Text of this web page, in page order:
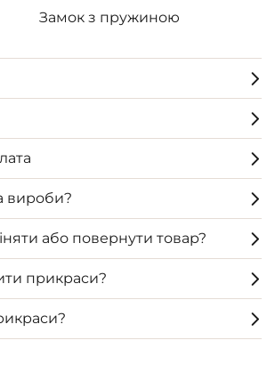
Замок з пружиною
вироби?
або повернути товар?
прикраси?